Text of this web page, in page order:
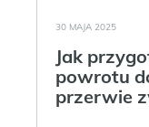
30 MAJA 2025
Jak
powrotu
przerwie